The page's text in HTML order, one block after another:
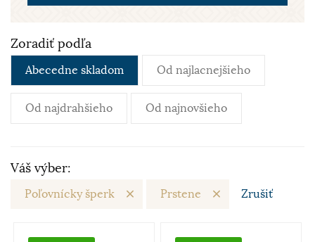
Zoradiť podľa
Abecedne skladom Od najlacnejšieho
Od najdrahšieho Od najnovšieho
Váš výber:
Poľovnícky šperk Prstene Zrušiť